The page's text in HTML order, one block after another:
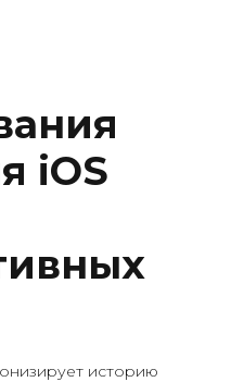
iOS
историю